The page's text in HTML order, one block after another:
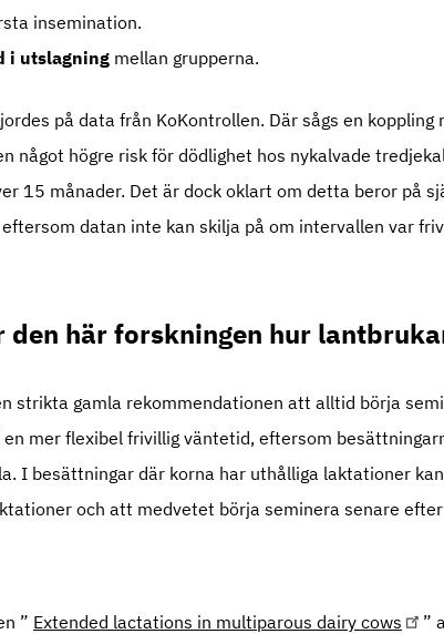
insemination.
i utslagning mellan grupperna.
på data från KoKontrollen. Där sågs en koppling
något högre risk för dödlighet hos nykalvade
15 månader. Det är dock oklart om detta beror på
datan inte kan skilja på om intervallen var
den här forskningen hur
strikta gamla rekommendationen att alltid börja
mer flexibel frivillig väntetid, eftersom
I besättningar där korna har uthålliga laktationer
och att medvetet börja seminera senare
” Extended lactations in multiparous dairy cows ”